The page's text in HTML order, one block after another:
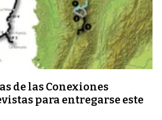
de las Conexiones
para entregarse este